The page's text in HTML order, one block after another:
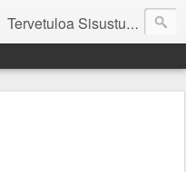
Tervetuloa Sisustustalo Kodinonnen "kuulumisia Kodinonnesta" -sivuille. Näillä sivuilla kerromme ajankohtaisia asioita myymälämme tapahtumista. Toivottavasti viihdyt seurassamme!